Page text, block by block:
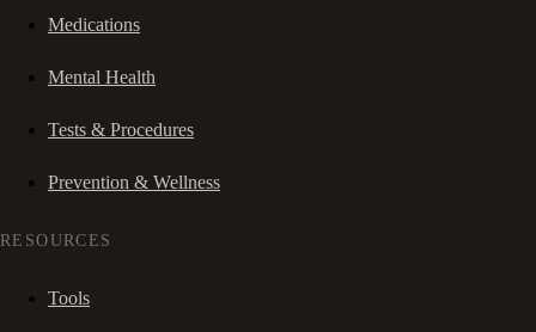
Medications
Mental Health
Tests & Procedures
Prevention & Wellness
RESOURCES
Tools